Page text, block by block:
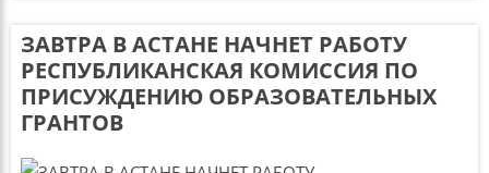
ЗАВТРА В АСТАНЕ НАЧНЕТ РАБОТУ
РЕСПУБЛИКАНСКАЯ КОМИССИЯ ПО
ПРИСУЖДЕНИЮ ОБРАЗОВАТЕЛЬНЫХ
ГРАНТОВ